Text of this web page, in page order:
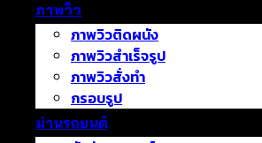
ภาพวิว
ภาพวิวติดผนัง
ภาพวิวสำเร็จรูป
ภาพวิวสั่งทำ
กรอบรูป
ม่านรถยนต์